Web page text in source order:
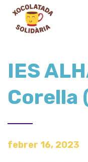
IES
Corella
febrer 16, 2023